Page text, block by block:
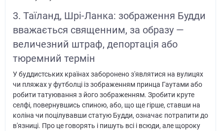
3. Таїланд, Шрі-Ланка: зображення Будди
вважається священним, за образу —
величезний штраф, депортація або
тюремний термін
У буддистських країнах заборонено з'являтися на вулицях
чи пляжах у футболці із зображенням принца Гаутами або
робити татуювання з його зображенням. Зробити круте
селфі, повернувшись спиною, або, що ще гірше, ставши на
коліна чи поцілувавши статую Будди, означає потрапити до
в'язниці. Про це говорять і пишуть всі і всюди, але щороку